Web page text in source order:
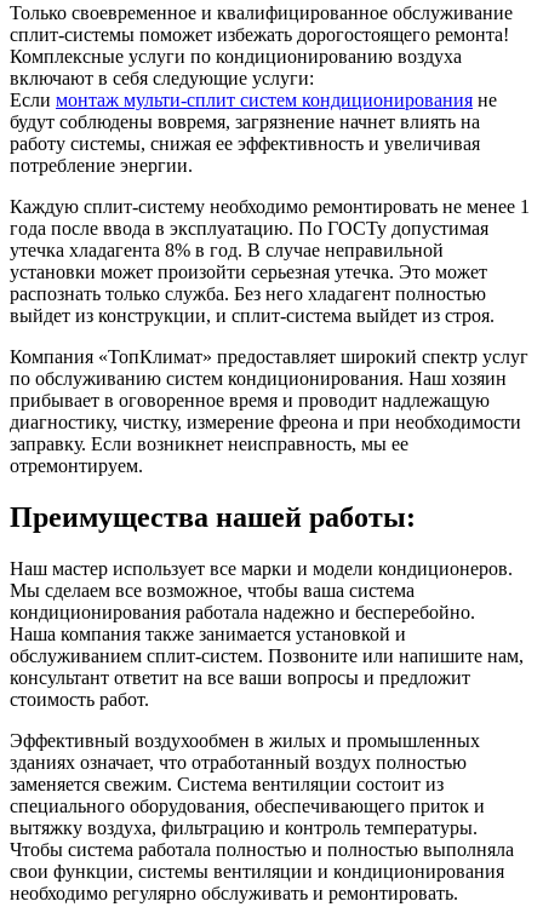
Только своевременное и квалифицированное обслуживание
сплит-системы поможет избежать дорогостоящего ремонта!
Комплексные услуги по кондиционированию воздуха
включают в себя следующие услуги:
Если монтаж мульти-сплит систем кондиционирования не
будут соблюдены вовремя, загрязнение начнет влиять на
работу системы, снижая ее эффективность и увеличивая
потребление энергии.
Каждую сплит-систему необходимо ремонтировать не менее 1
года после ввода в эксплуатацию. По ГОСТу допустимая
утечка хладагента 8% в год. В случае неправильной
установки может произойти серьезная утечка. Это может
распознать только служба. Без него хладагент полностью
выйдет из конструкции, и сплит-система выйдет из строя.
Компания «ТопКлимат» предоставляет широкий спектр услуг
по обслуживанию систем кондиционирования. Наш хозяин
прибывает в оговоренное время и проводит надлежащую
диагностику, чистку, измерение фреона и при необходимости
заправку. Если возникнет неисправность, мы ее
отремонтируем.
Преимущества нашей работы:
Наш мастер использует все марки и модели кондиционеров.
Мы сделаем все возможное, чтобы ваша система
кондиционирования работала надежно и бесперебойно.
Наша компания также занимается установкой и
обслуживанием сплит-систем. Позвоните или напишите нам,
консультант ответит на все ваши вопросы и предложит
стоимость работ.
Эффективный воздухообмен в жилых и промышленных
зданиях означает, что отработанный воздух полностью
заменяется свежим. Система вентиляции состоит из
специального оборудования, обеспечивающего приток и
вытяжку воздуха, фильтрацию и контроль температуры.
Чтобы система работала полностью и полностью выполняла
свои функции, системы вентиляции и кондиционирования
необходимо регулярно обслуживать и ремонтировать.